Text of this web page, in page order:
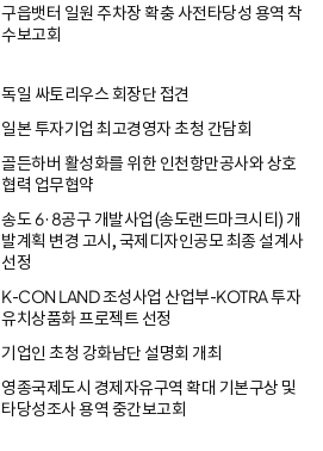
구읍뱃터 일원 주차장 확충 사전타당성 용역 착
수보고회
독일 싸토리우스 회장단 접견
일본 투자기업 최고경영자 초청 간담회
골든하버 활성화를 위한 인천항만공사와 상호
협력 업무협약
송도 6·8공구 개발사업(송도랜드마크시티) 개
발계획 변경 고시, 국제디자인공모 최종 설계사
선정
K-CON LAND 조성사업 산업부-KOTRA 투자
유치상품화 프로젝트 선정
기업인 초청 강화남단 설명회 개최
영종국제도시 경제자유구역 확대 기본구상 및
타당성조사 용역 중간보고회